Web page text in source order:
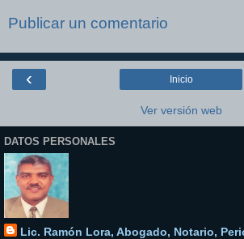
Publicar un comentario
‹ Inicio
Ver versión web
DATOS PERSONALES
Lic. Ramón Lora, Abogado, Notario,